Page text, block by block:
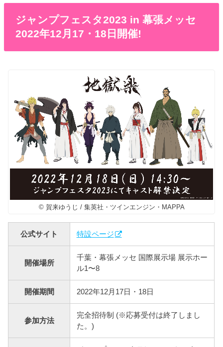
ジャンプフェスタ2023 in 幕張メッセ
2022年12月17・18日開催!
© 賀来ゆうじ / 集英社・ツインエンジン・MAPPA
公式サイト 特設ページ
開催場所
千葉・幕張メッセ 国際展示場 展示ホー
ル1〜8
開催期間 2022年12月17日・18日
参加方法
完全招待制 (※応募受付は終了しまし
た。)